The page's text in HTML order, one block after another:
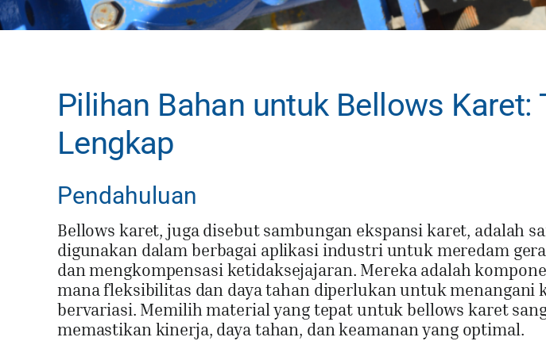
Pilihan Bahan untuk Bellows Karet:
Lengkap
Pendahuluan
Bellows karet, juga disebut sambungan ekspansi karet, adalah
digunakan dalam berbagai aplikasi industri untuk meredam
dan mengkompensasi ketidaksejajaran. Mereka adalah
mana fleksibilitas dan daya tahan diperlukan untuk menangani
bervariasi. Memilih material yang tepat untuk bellows karet
memastikan kinerja, daya tahan, dan keamanan yang optimal.